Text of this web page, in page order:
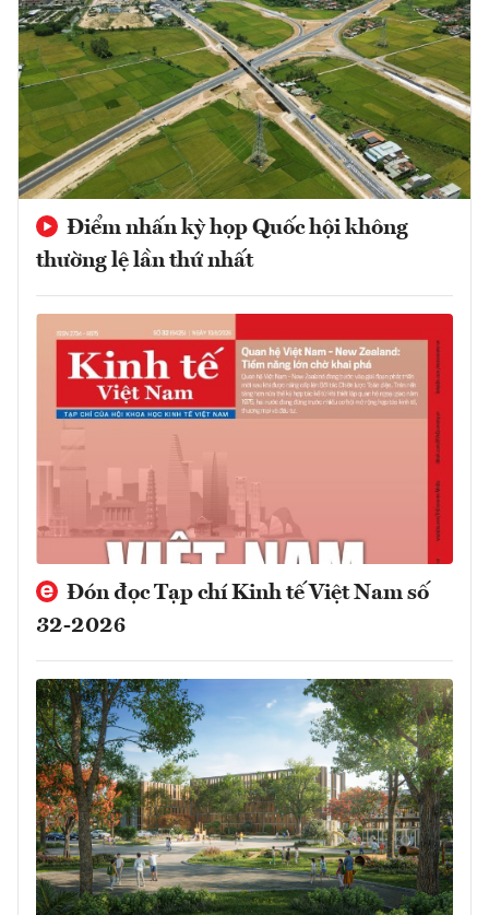
Điểm nhấn kỳ họp Quốc hội không
thường lệ lần thứ nhất
Đón đọc Tạp chí Kinh tế Việt Nam số
32-2026